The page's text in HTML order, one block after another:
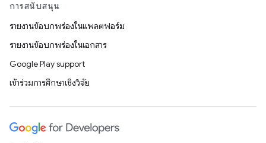
การสนับสนุน
รายงานข้อบกพร่องในแพลตฟอร์ม
รายงานข้อบกพร่องในเอกสาร
Google Play support
เข้าร่วมการศึกษาเชิงวิจัย